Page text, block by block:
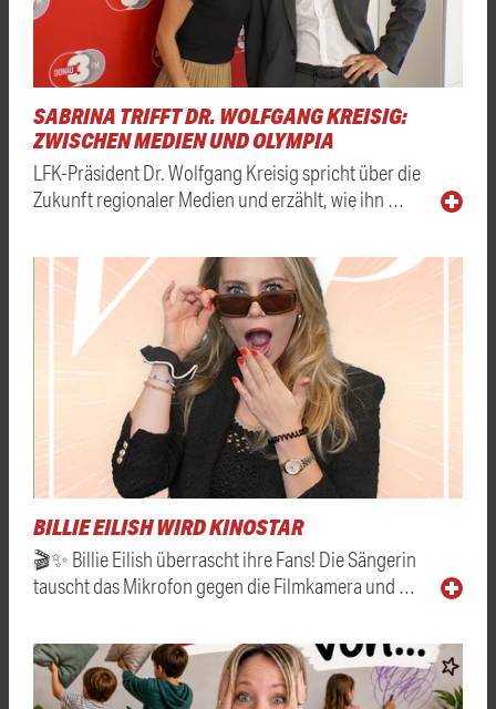
SABRINA TRIFFT DR. WOLFGANG KREISIG:
ZWISCHEN MEDIEN UND OLYMPIA
LFK-Präsident Dr. Wolfgang Kreisig spricht über die
Zukunft regionaler Medien und erzählt, wie ihn …
BILLIE EILISH WIRD KINOSTAR
🎬✨ Billie Eilish überrascht ihre Fans! Die Sängerin
tauscht das Mikrofon gegen die Filmkamera und …